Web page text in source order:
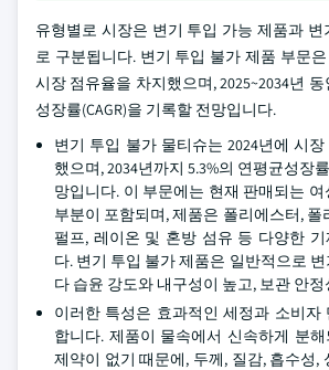
유형별로 시장은 변기 투입 가능 제품과 변
로 구분됩니다. 변기 투입 불가 제품 부문은
시장 점유율을 차지했으며, 2025~2034년
성장률(CAGR)을 기록할 전망입니다.
변기 투입 불가 물티슈는 2024년에 시
했으며, 2034년까지 5.3%의 연평균성장
망입니다. 이 부문에는 현재 판매되는
부분이 포함되며, 제품은 폴리에스터, 폴
펄프, 레이온 및 혼방 섬유 등 다양한
다. 변기 투입 불가 제품은 일반적으로
다 습윤 강도와 내구성이 높고, 보관 안
이러한 특성은 효과적인 세정과 소비자
합니다. 제품이 물속에서 신속하게 분
제약이 없기 때문에, 두께, 질감, 흡수성,